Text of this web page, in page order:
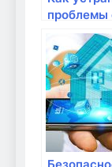
проблемы
Fi на